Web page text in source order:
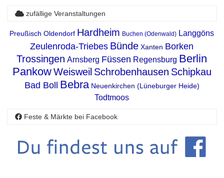
zufällige Veranstaltungen
Preußisch Oldendorf Hardheim Buchen (Odenwald) Langgöns
Zeulenroda-Triebes Bünde Xanten Borken
Trossingen Arnsberg Füssen Regensburg Berlin
PankowWeisweil Schrobenhausen Schipkau
Bad Boll Bebra Neuenkirchen (Lüneburger Heide)
Todtmoos
Feste & Märkte bei Facebook